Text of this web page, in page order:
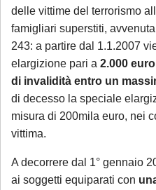
delle vittime del terrorismo
famigliari superstiti,
243: a partire dal 1.1.2007
elargizione pari a 2.000
di invalidità entro un
di decesso la speciale
misura di 200mila euro, nei
vittima.
A decorrere dal 1° gennaio
ai soggetti equiparati con